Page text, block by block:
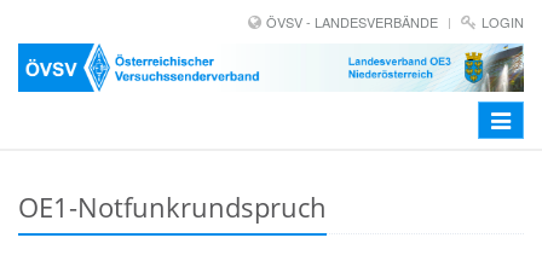
ÖVSV - LANDESVERBÄNDE LOGIN
Toggle
OE1-Notfunkrundspruch